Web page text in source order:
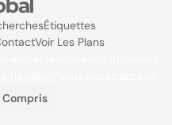
Étiquettes
Voir Les Plans
2024
naviguer, vous acceptez leur
Compris